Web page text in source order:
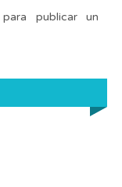
para publicar un